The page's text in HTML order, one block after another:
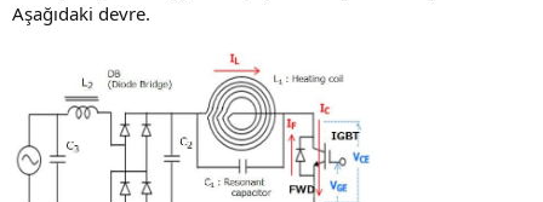
Aşağıdaki devre.